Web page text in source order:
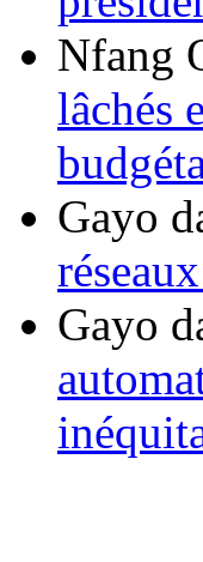
Nfang
lâchés
Gayo
Gayo